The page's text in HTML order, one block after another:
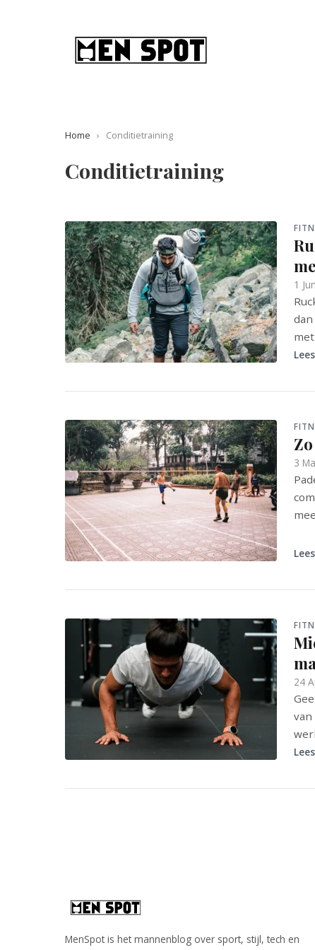
Home › Conditietraining
Conditietraining
1
3
24
MenSpot is het mannenblog over sport, stijl, tech en